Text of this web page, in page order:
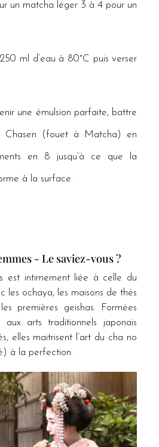
un matcha léger 3 à 4 pour un
ml d’eau à 80°C puis verser
une émulsion parfaite, battre
Chasen (fouet à Matcha) en
en 8 jusqu’à ce que la
à la surface.
- Le saviez-vous ?
est intimement liée à celle du
les ochaya, les maisons de thés
premières geishas. Formées
aux arts traditionnels japonais
elles maitrisent l’art du cha no
à la perfection.